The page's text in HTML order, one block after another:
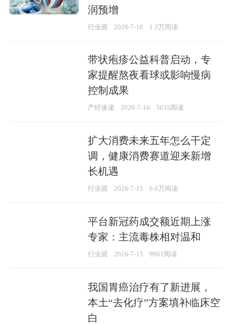
润预增
行业观 2026-7-16 1.3万阅读
带状疱疹公益科普启动，专
家提醒熬夜看球或影响慢病
控制成果
产经速递 2026-7-16 5635阅读
扩大消费未来五年怎么干定
调，健康消费赛道迎来新增
长机遇
行业观 2026-7-15 6.6万阅读
平台新冠药成交额近期上涨
专家：主流毒株相对温和
行业观 2026-7-15 9961阅读
我国胃癌治疗有了新进展，
本土“去化疗”方案填补临床空
白